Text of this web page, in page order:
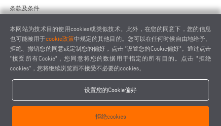
条款及条件
供应商行为准则
elumatec AG - Pinacher Straße 61 - 75417 Mühlacker - Germany - Phone+49 7041-14 0
mail@elumatec.com
本网站为技术目的使用cookies或类似技术。此外，在您的同意下，您的信息
也可能被用于cookie政策中规定的其他目的。您可以在任何时候自由地给予、
拒绝、撤销您的同意或定制您的偏好，点击 "设置您的Cookie偏好"。通过点击
"接受所有Cookie"，您同意将您的数据用于指定的所有目的。点击 "拒绝
cookies"，您将继续浏览而不接受不必要的cookies。
设置您的Cookie偏好
拒绝cookies